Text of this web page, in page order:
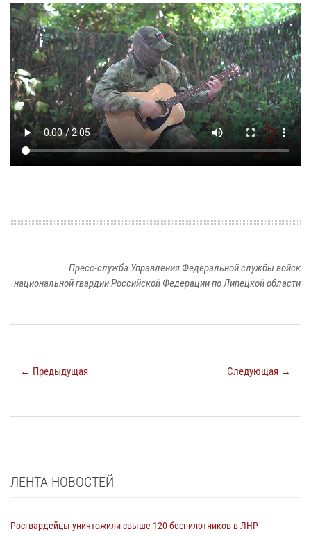
Пресс-служба Управления Федеральной службы войск
национальной гвардии Российской Федерации по Липецкой области
← Предыдущая Следующая →
ЛЕНТА НОВОСТЕЙ
Росгвардейцы уничтожили свыше 120 беспилотников в ЛНР